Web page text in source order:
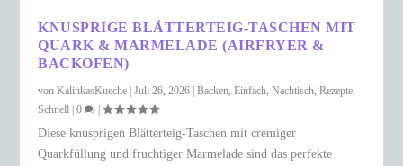
KNUSPRIGE BLÄTTERTEIG-TASCHEN MIT
QUARK & MARMELADE (AIRFRYER &
BACKOFEN)
vonKalinkasKueche |Juli 26, 2026 |Backen,Einfach,Nachtisch,Rezepte,
Schnell |0 |
Diese knusprigen Blätterteig-Taschen mit cremiger
Quarkfüllung und fruchtiger Marmelade sind das perfekte